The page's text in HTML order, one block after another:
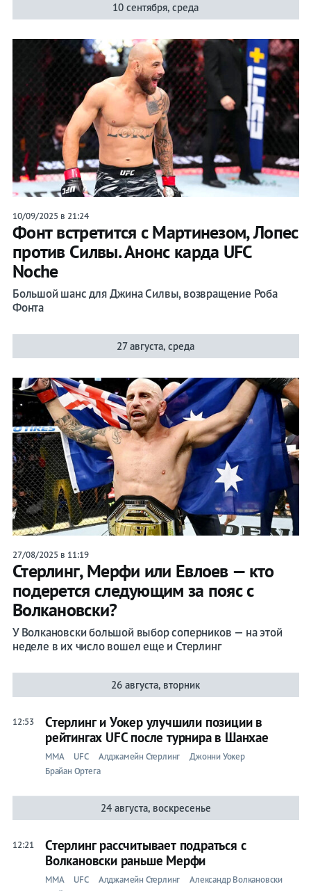
10 сентября, среда
10/09/2025 в 21:24
Фонт встретится с Мартинезом, Лопес
против Силвы. Анонс карда UFC
Noche
Большой шанс для Джина Силвы, возвращение Роба
Фонта
27 августа, среда
27/08/2025 в 11:19
Стерлинг, Мерфи или Евлоев — кто
подерется следующим за пояс с
Волкановски?
У Волкановски большой выбор соперников — на этой
неделе в их число вошел еще и Стерлинг
26 августа, вторник
12:53
Стерлинг и Уокер улучшили позиции в
рейтингах UFC после турнира в Шанхае
ММА UFC Алджамейн Стерлинг
Джонни Уокер
Брайан Ортега
24 августа, воскресенье
12:21
Стерлинг рассчитывает подраться с
Волкановски раньше Мерфи
ММА UFC Алджамейн Стерлинг
Александр Волкановски